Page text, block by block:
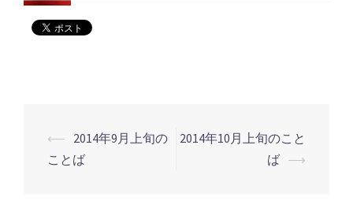
投
稿
⟵ 2014年9月上旬の
ことば
2014年10月上旬のこと
ば ⟶